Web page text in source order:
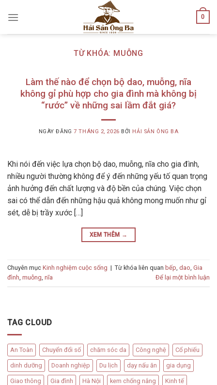
0
TỪ KHÓA: MUỖNG
Làm thế nào để chọn bộ dao, muỗng, nĩa
không gỉ phù hợp cho gia đình mà không bị
“rước” về những sai lầm đắt giá?
NGÀY ĐĂNG7 THÁNG 2, 2026 BỞI HẢI SẢN ÔNG BA
Khi nói đến việc lựa chọn bộ dao, muỗng, nĩa cho gia đình,
nhiều người thường không để ý đến những yếu tố quan trọng
ảnh hưởng đến chất lượng và độ bền của chúng. Việc chọn
sai có thể dẫn đến những hậu quả không mong muốn như gỉ
sét, dễ bị trầy xước […]
XEM THÊM →
Chuyên mục Kinh nghiệm cuộc sống | Từ khóa liên quan bếp, dao, Gia
đình, muỗng, nĩa Để lại một bình luận
TAG CLOUD
An Toàn Chuyển đổi số chăm sóc da Công nghệ Cổ phiếu
dinh dưỡng Doanh nghiệp Du lịch dạy nấu ăn gia dụng
Giao thông Gia đình Hà Nội kem chống nắng Kinh tế